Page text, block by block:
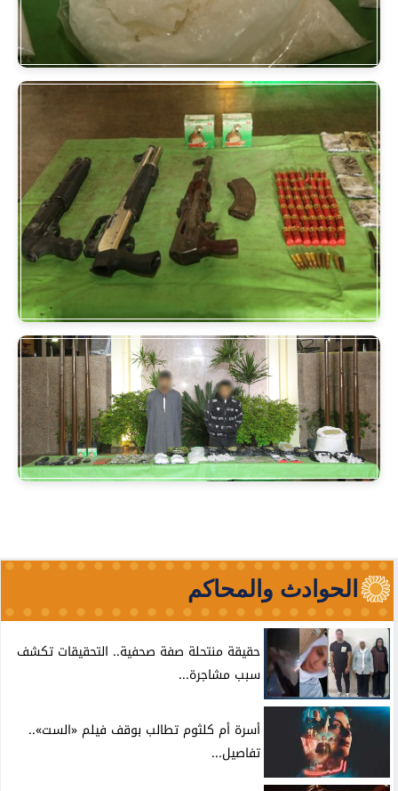
الحوادث والمحاكم
حقيقة منتحلة صفة صحفية.. التحقيقات تكشف
سبب مشاجرة...
أسرة أم كلثوم تطالب بوقف فيلم «الست»..
تفاصيل...